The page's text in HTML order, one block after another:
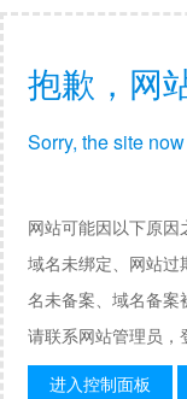
抱歉，网
Sorry, the site
网站可能因以下原因
域名未绑定、网站
名未备案、域名备案
请联系网站管理员，
进入控制面板